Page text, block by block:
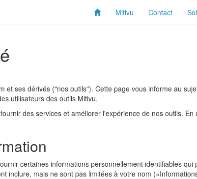
Mitivu Contact
et ses dérivés ("nos outils"). Cette page vous informe au
utilisateurs des outils Mitivu.
des services et améliorer l'expérience de nos outils.
certaines informations personnellement identifiables
inclure, mais ne sont pas limitées à votre nom